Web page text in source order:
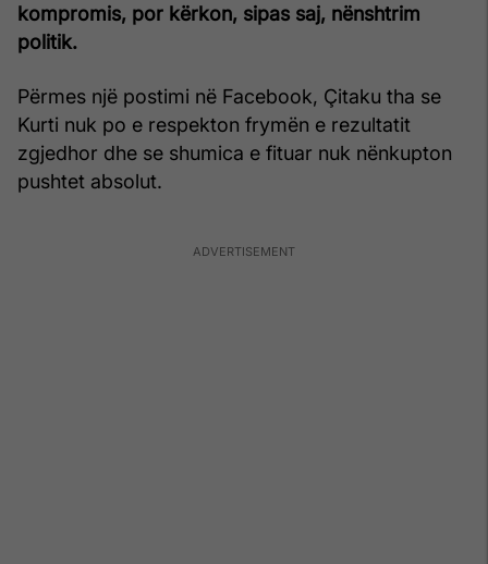
kompromis, por kërkon, sipas saj, nënshtrim
politik.
Përmes një postimi në Facebook, Çitaku tha se
Kurti nuk po e respekton frymën e rezultatit
zgjedhor dhe se shumica e fituar nuk nënkupton
pushtet absolut.